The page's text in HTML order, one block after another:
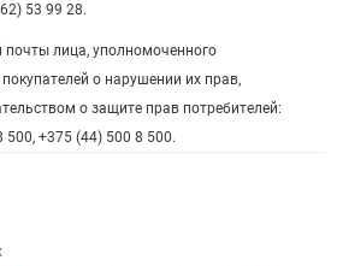
53 99 28.
почты лица, уполномоченного
о нарушении их прав,
о защите прав потребителей:
500, +375 (44) 500 8 500.